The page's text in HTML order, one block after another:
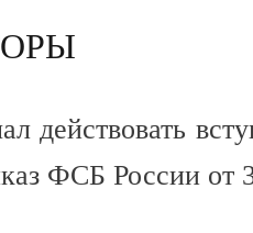
действовать
ФСБ России от